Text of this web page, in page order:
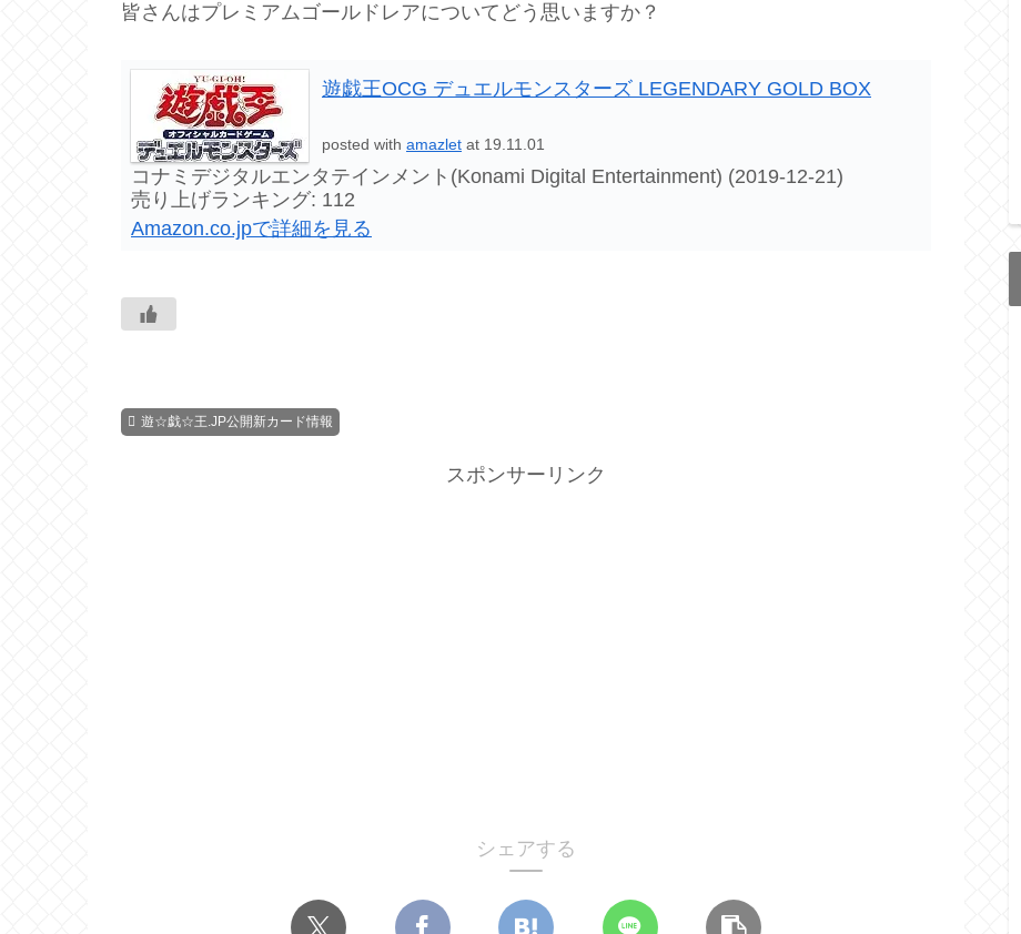
皆さんはプレミアムゴールドレアについてどう思いますか？
遊戯王OCG デュエルモンスターズ LEGENDARY GOLD BOX
posted with amazlet at 19.11.01
コナミデジタルエンタテインメント(Konami Digital Entertainment) (2019-12-21)
売り上げランキング: 112
Amazon.co.jpで詳細を見る
遊☆戯☆王.JP公開新カード情報
スポンサーリンク
シェアする